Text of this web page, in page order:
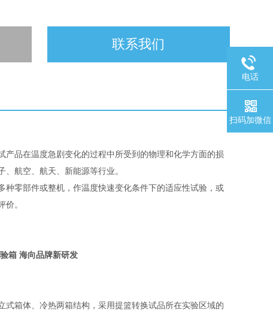
联系我们
品在温度急剧变化的过程中所受到的物理和化学方面的损
航空、航天、新能源等行业。
零部件或整机，作温度快速变化条件下的适应性试验，或
。
箱 海向品牌新研发
式箱体、冷热两箱结构，采用提篮转换试品所在实验区域的
电话
扫码加微信